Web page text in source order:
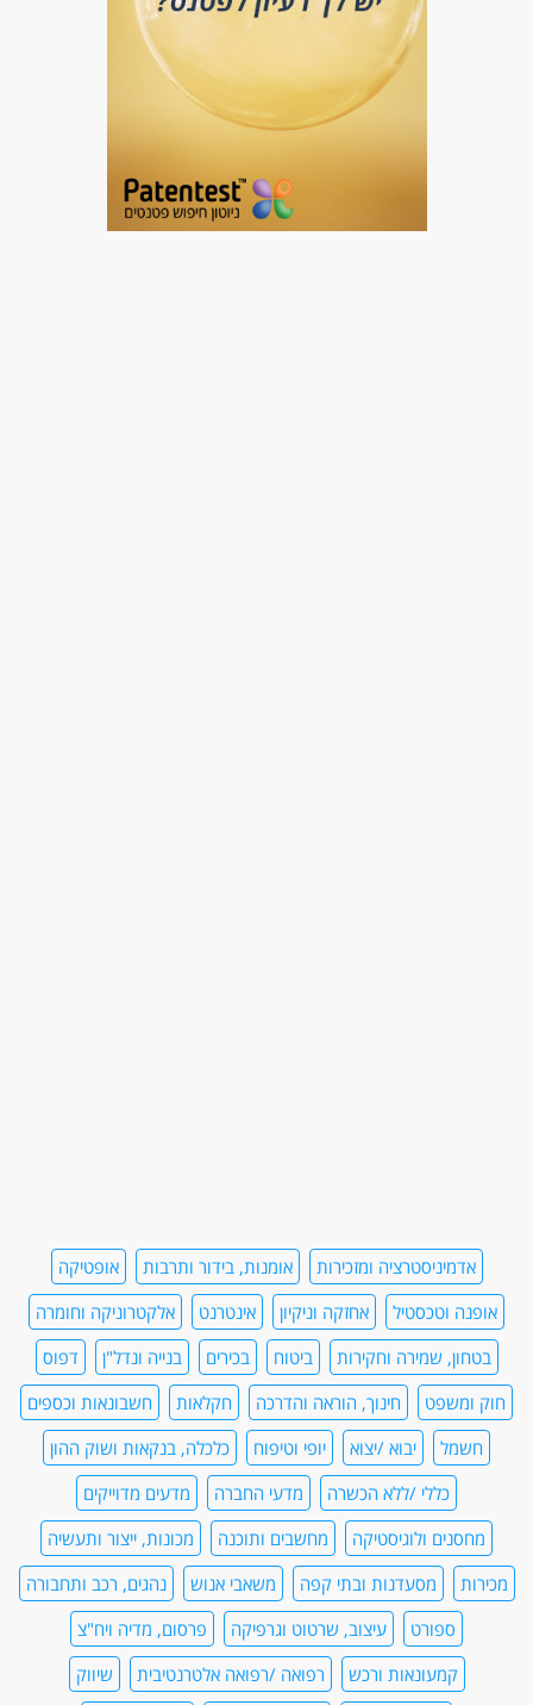
אדמיניסטרציה ומזכירות אומנות, בידור ותרבות
אופטיקה
אופנה וטכסטיל
אחזקה וניקיון אינטרנט
אלקטרוניקה וחומרה
בטחון, שמירה וחקירות
ביטוח בכירים בנייה ונדל"ן
דפוס
חוק ומשפט
חינוך, הוראה והדרכה חקלאות
חשבונאות וכספים
חשמל
יבוא /יצוא יופי וטיפוח
כלכלה, בנקאות ושוק ההון
כללי /ללא הכשרה
מדעי החברה
מדעים מדוייקים
מחסנים ולוגיסטיקה
מחשבים ותוכנה
מכונות, ייצור ותעשיה
מכירות
מסעדנות ובתי קפה משאבי אנוש
נהגים, רכב ותחבורה
ספורט
עיצוב, שרטוט וגרפיקה
פרסום, מדיה ויח"צ
קמעונאות ורכש
רפואה /רפואה אלטרנטיבית
שיווק